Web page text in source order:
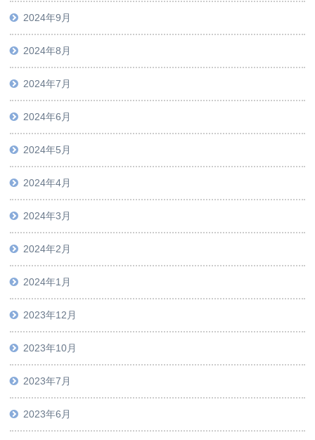
2024年9月
2024年8月
2024年7月
2024年6月
2024年5月
2024年4月
2024年3月
2024年2月
2024年1月
2023年12月
2023年10月
2023年7月
2023年6月